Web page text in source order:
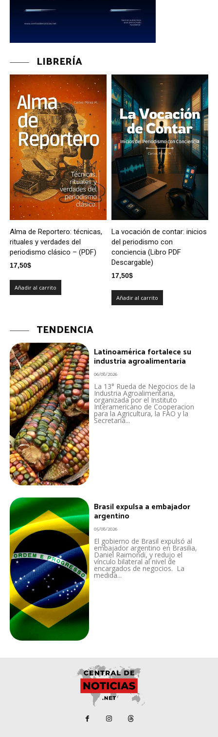
LIBRERÍA
Alma de Reportero: técnicas,
rituales y verdades del
periodismo clásico – (PDF)
17,50$
Añadir al carrito
La vocación de contar: inicios
del periodismo con
conciencia (Libro PDF
Descargable)
17,50$
Añadir al carrito
TENDENCIA
Latinoamérica fortalece su
industria agroalimentaria
06/08/2026
La 13° Rueda de Negocios de la
Industria Agroalimentaria,
organizada por el Instituto
Interamericano de Cooperacion
para la Agricultura, la FAO y la
Secretaría...
Brasil expulsa a embajador
argentino
05/08/2026
El gobierno de Brasil expulsó al
embajador argentino en Brasilia,
Daniel Raimondi, y redujo el
vínculo bilateral al nivel de
encargados de negocios. La
medida...